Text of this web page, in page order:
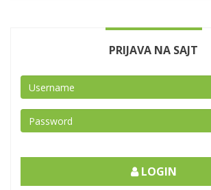
PRIJAVA NA SAJT
LOGIN